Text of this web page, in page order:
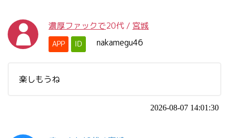
濃厚ファックで20代 / 宮城
APP ID nakamegu46
楽しもうね
2026-08-07 14:01:30